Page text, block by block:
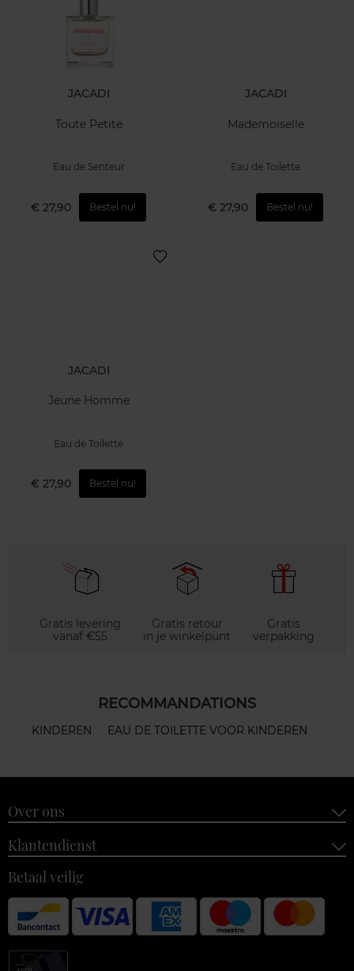
JACADI
Toute Petite
Eau de Senteur
€ 27,90 Bestel nu!
JACADI
Mademoiselle
Eau de Toilette
€ 27,90 Bestel nu!
JACADI
Jeune Homme
Eau de Toilette
€ 27,90 Bestel nu!
Gratis levering
vanaf €55
Gratis retour
in je winkelpunt
Gratis
verpakking
RECOMMANDATIONS
KINDEREN EAU DE TOILETTE VOOR KINDEREN
Over ons
Klantendienst
Betaal veilig